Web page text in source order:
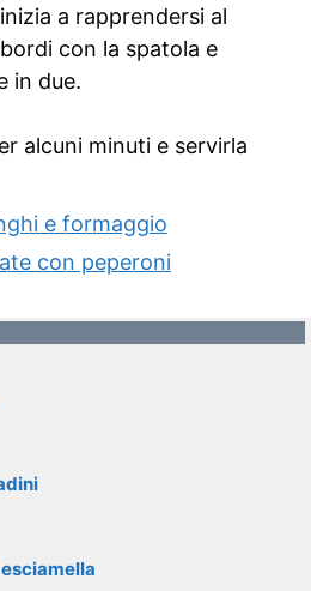
a rapprendersi al
con la spatola e
in due.
alcuni minuti e servirla
e formaggio
con peperoni